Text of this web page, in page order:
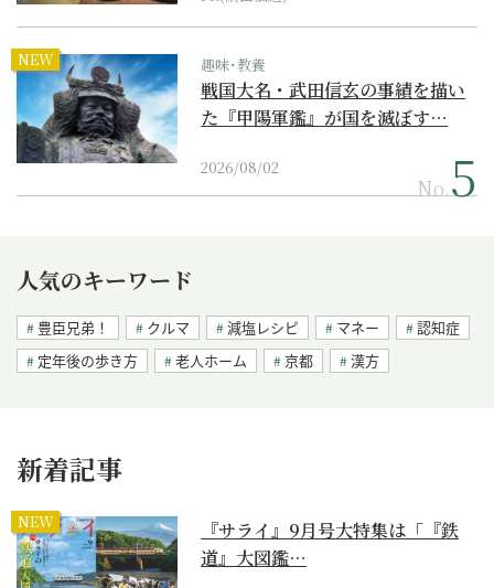
NEW 趣味･教養
戦国大名・武田信玄の事績を描い
た『甲陽軍鑑』が国を滅ぼす…
2026/08/02
No.
人気のキーワード
豊臣兄弟！ クルマ 減塩レシピ マネー
認知症
定年後の歩き方
老人ホーム 京都 漢方
新着記事
NEW
『サライ』9月号大特集は「『鉄
道』大図鑑…